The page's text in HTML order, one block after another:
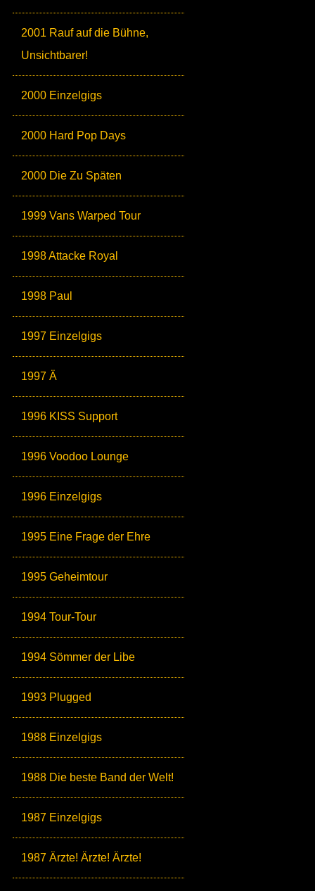
2001 Rauf auf die Bühne,
Unsichtbarer!
2000 Einzelgigs
2000 Hard Pop Days
2000 Die Zu Späten
1999 Vans Warped Tour
1998 Attacke Royal
1998 Paul
1997 Einzelgigs
1997 Ä
1996 KISS Support
1996 Voodoo Lounge
1996 Einzelgigs
1995 Eine Frage der Ehre
1995 Geheimtour
1994 Tour-Tour
1994 Sömmer der Libe
1993 Plugged
1988 Einzelgigs
1988 Die beste Band der Welt!
1987 Einzelgigs
1987 Ärzte! Ärzte! Ärzte!